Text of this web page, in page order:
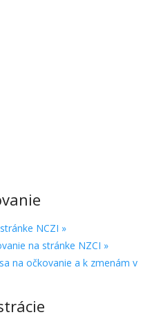
NCZI »
na stránke NZCI »
na očkovanie a k zmenám v